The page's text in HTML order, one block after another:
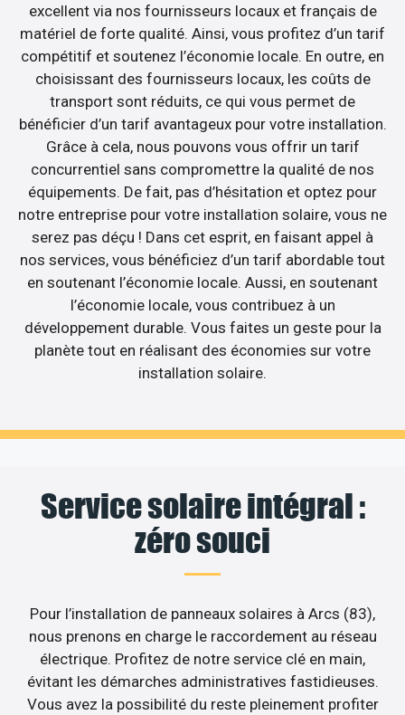
excellent via nos fournisseurs locaux et français de
matériel de forte qualité. Ainsi, vous profitez d’un tarif
compétitif et soutenez l’économie locale. En outre, en
choisissant des fournisseurs locaux, les coûts de
transport sont réduits, ce qui vous permet de
bénéficier d’un tarif avantageux pour votre installation.
Grâce à cela, nous pouvons vous offrir un tarif
concurrentiel sans compromettre la qualité de nos
équipements. De fait, pas d’hésitation et optez pour
notre entreprise pour votre installation solaire, vous ne
serez pas déçu ! Dans cet esprit, en faisant appel à
nos services, vous bénéficiez d’un tarif abordable tout
en soutenant l’économie locale. Aussi, en soutenant
l’économie locale, vous contribuez à un
développement durable. Vous faites un geste pour la
planète tout en réalisant des économies sur votre
installation solaire.
Service solaire intégral :
zéro souci
Pour l’installation de panneaux solaires à Arcs (83),
nous prenons en charge le raccordement au réseau
électrique. Profitez de notre service clé en main,
évitant les démarches administratives fastidieuses.
Vous avez la possibilité du reste pleinement profiter